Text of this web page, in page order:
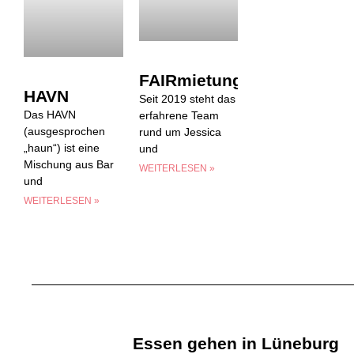
HAVN
Das HAVN
(ausgesprochen
„haun“) ist eine
Mischung aus Bar
und
WEITERLESEN »
FAIRmietung
Seit 2019 steht das
erfahrene Team
rund um Jessica
und
WEITERLESEN »
Essen gehen in Lüneburg